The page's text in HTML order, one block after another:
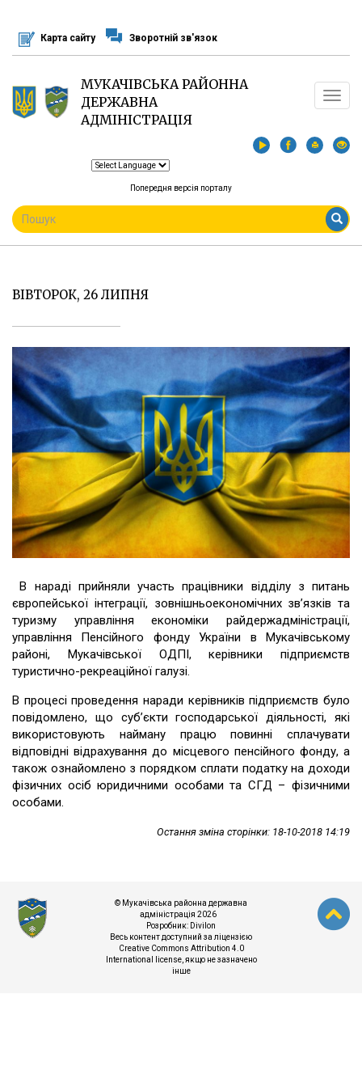
основного
матеріалу
Карта сайту Зворотній зв'язок
МУКАЧІВСЬКА РАЙОННА
ДЕРЖАВНА
АДМІНІСТРАЦІЯ
Toggle
Попередня версія порталу
ПОШУКОВА
ФОРМА
Пошук
ВІВТОРОК, 26 ЛИПНЯ
В нараді прийняли участь працівники відділу з питань
європейської інтеграції, зовнішньоекономічних зв’язків та
туризму управління економіки райдержадміністрації,
управління Пенсійного фонду України в Мукачівському
районі, Мукачівської ОДПІ, керівники підприємств
туристично-рекреаційної галузі.
В процесі проведення наради керівників підприємств було
повідомлено, що суб’єкти господарської діяльності, які
використовують найману працю повинні сплачувати
відповідні відрахування до місцевого пенсійного фонду, а
також ознайомлено з порядком сплати податку на доходи
фізичних осіб юридичними особами та СГД – фізичними
особами.
Остання зміна сторінки: 18-10-2018 14:19
© Мукачівська районна державна
адміністрація 2026
Розробник: Divilon
Весь контент доступний за ліцензією
Creative Commons Attribution 4.0
International license, якщо не зазначено
інше